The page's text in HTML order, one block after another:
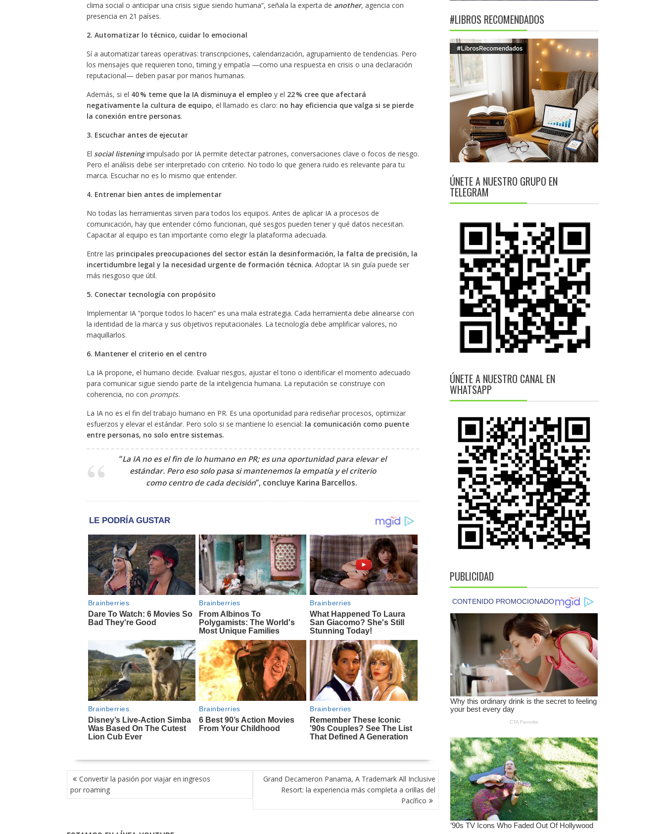
clima social o anticipar una crisis sigue siendo humana”, señala la experta de another, agencia con
presencia en 21 países.
2. Automatizar lo técnico, cuidar lo emocional
Sí a automatizar tareas operativas: transcripciones, calendarización, agrupamiento de tendencias. Pero
los mensajes que requieren tono, timing y empatía —como una respuesta en crisis o una declaración
reputacional— deben pasar por manos humanas.
Además, si el 40 % teme que la IA disminuya el empleo y el 22 % cree que afectará
negativamente la cultura de equipo, el llamado es claro: no hay eficiencia que valga si se pierde
la conexión entre personas.
3. Escuchar antes de ejecutar
El social listeningimpulsado por IA permite detectar patrones, conversaciones clave o focos de riesgo.
Pero el análisis debe ser interpretado con criterio. No todo lo que genera ruido es relevante para tu
marca. Escuchar no es lo mismo que entender.
4. Entrenar bien antes de implementar
No todas las herramientas sirven para todos los equipos. Antes de aplicar IA a procesos de
comunicación, hay que entender cómo funcionan, qué sesgos pueden tener y qué datos necesitan.
Capacitar al equipo es tan importante como elegir la plataforma adecuada.
Entre las principales preocupaciones del sector están la desinformación, la falta de precisión, la
incertidumbre legal y la necesidad urgente de formación técnica. Adoptar IA sin guía puede ser
más riesgoso que útil.
5. Conectar tecnología con propósito
Implementar IA “porque todos lo hacen” es una mala estrategia. Cada herramienta debe alinearse con
la identidad de la marca y sus objetivos reputacionales. La tecnología debe amplificar valores, no
maquillarlos.
6. Mantener el criterio en el centro
La IA propone, el humano decide. Evaluar riesgos, ajustar el tono o identificar el momento adecuado
para comunicar sigue siendo parte de la inteligencia humana. La reputación se construye con
coherencia, no con prompts.
La IA no es el fin del trabajo humano en PR. Es una oportunidad para rediseñar procesos, optimizar
esfuerzos y elevar el estándar. Pero solo si se mantiene lo esencial: la comunicación como puente
entre personas, no solo entre sistemas.
“La IA no es el fin de lo humano en PR; es una oportunidad para elevar el
estándar. Pero eso solo pasa si mantenemos la empatía y el criterio
como centro de cada decisión”, concluye Karina Barcellos.
NAVEGACIÓN
DE
ENTRADAS
Convertir la pasión por viajar en ingresos
por roaming
Grand Decameron Panama, A Trademark All Inclusive
Resort: la experiencia más completa a orillas del
Pacífico
#LIBROS RECOMENDADOS
ÚNETE A NUESTRO GRUPO EN
TELEGRAM
ÚNETE A NUESTRO CANAL EN
WHATSAPP
PUBLICIDAD